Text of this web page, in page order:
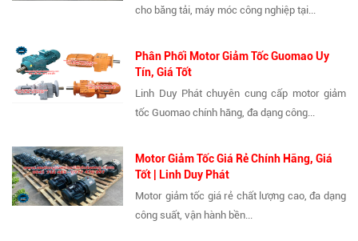
cho băng tải, máy móc công nghiệp tại...
Phân Phối Motor Giảm Tốc Guomao Uy
Tín, Giá Tốt
Linh Duy Phát chuyên cung cấp motor giảm
tốc Guomao chính hãng, đa dạng công...
Motor Giảm Tốc Giá Rẻ Chính Hãng, Giá
Tốt | Linh Duy Phát
Motor giảm tốc giá rẻ chất lượng cao, đa dạng
công suất, vận hành bền...